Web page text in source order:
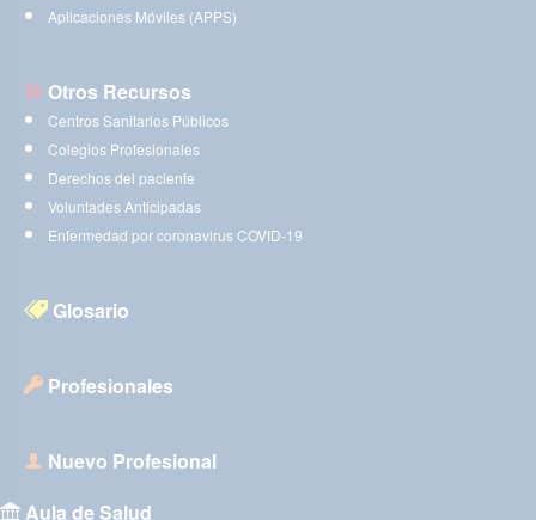
Aplicaciones Móviles (APPS)
Otros Recursos
Centros Sanitarios Públicos
Colegios Profesionales
Derechos del paciente
Voluntades Anticipadas
Enfermedad por coronavirus COVID-19
Glosario
Profesionales
Nuevo Profesional
Aula de Salud